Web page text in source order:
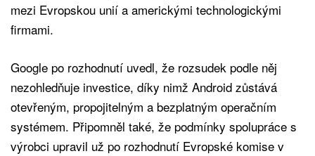
mezi Evropskou unií a americkými technologickými
firmami.
Google po rozhodnutí uvedl, že rozsudek podle něj
nezohledňuje investice, díky nimž Android zůstává
otevřeným, propojitelným a bezplatným operačním
systémem. Připomněl také, že podmínky spolupráce s
výrobci upravil už po rozhodnutí Evropské komise v